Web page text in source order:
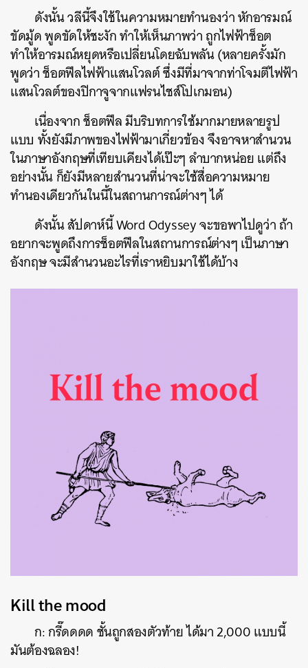
ดังนั้น วลีนี้จึงใช้ในความหมายทำนองว่า หักอารมณ์
ขัดมู้ด พูดขัดให้ชะงัก ทำให้เห็นภาพว่า ถูกไฟฟ้าช็อต
ทำให้อารมณ์หยุดหรือเปลี่ยนโดยฉับพลัน (หลายครั้งมัก
พูดว่า ช็อตฟีลไฟฟ้าแสนโวลต์ ซึ่งมีที่มาจากท่าโจมตีไฟฟ้า
แสนโวลต์ของปิกาจูจากแฟรนไชส์โปเกมอน)
เนื่องจาก ช็อตฟีล มีบริบทการใช้มากมายหลายรูป
แบบ ทั้งยังมีภาพของไฟฟ้ามาเกี่ยวข้อง จึงอาจหาสำนวน
ในภาษาอังกฤษที่เทียบเคียงได้เป๊ะๆ ลำบากหน่อย แต่ถึง
อย่างนั้น ก็ยังมีหลายสำนวนที่น่าจะใช้สื่อความหมาย
ทำนองเดียวกันในนี้ในสถานการณ์ต่างๆ ได้
ดังนั้น สัปดาห์นี้ Word Odyssey จะขอพาไปดูว่า ถ้า
อยากจะพูดถึงการช็อตฟีลในสถานการณ์ต่างๆ เป็นภาษา
อังกฤษ จะมีสำนวนอะไรที่เราหยิบมาใช้ได้บ้าง
Kill the mood
ก: กรี๊ดดดด ชั้นถูกสองตัวท้าย ได้มา 2,000 แบบนี้
มันต้องฉลอง!